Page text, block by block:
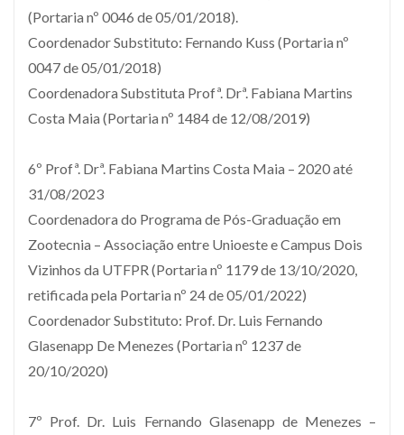
(Portaria nº 0046 de 05/01/2018).
Coordenador Substituto: Fernando Kuss (Portaria nº
0047 de 05/01/2018)
Coordenadora Substituta Profª. Drª. Fabiana Martins
Costa Maia (Portaria nº 1484 de 12/08/2019)
6º Profª. Drª. Fabiana Martins Costa Maia – 2020 até
31/08/2023
Coordenadora do Programa de Pós-Graduação em
Zootecnia – Associação entre Unioeste e Campus Dois
Vizinhos da UTFPR (Portaria nº 1179 de 13/10/2020,
retificada pela Portaria nº 24 de 05/01/2022)
Coordenador Substituto: Prof. Dr. Luis Fernando
Glasenapp De Menezes (Portaria nº 1237 de
20/10/2020)
7º Prof. Dr. Luis Fernando Glasenapp de Menezes –